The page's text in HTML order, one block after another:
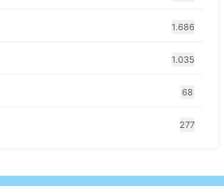
1.686
1.035
68
277